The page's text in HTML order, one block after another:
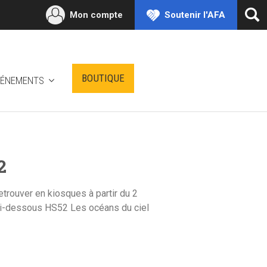
BOUTIQUE
Mon compte Soutenir l'AFA
en kiosques à partir du 2
dessous HS52 Les océans du ciel